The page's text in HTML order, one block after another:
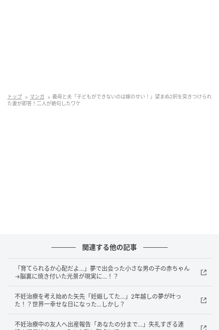
「早く孫の顔を見せてちょうだい」
るまで監視するようになったのです。
さらに、「体を冷やす服はダメ」「甘い物は控えなさ
い」「外食ばかりしてるから妊娠できないのよ」と、
食事や服装にまで口を出されるように。私は次第に閉
塞感を抱くようになっていきました。
トップ マンガ
義母と夫「子どもができないのは嫁のせい！」望まぬ2択を突きつけられ
た妻が即答！二人が絶句したワケ
関連する他の記事
「育てられるか心配だよ…」夢で出会った小さな男の子の赤ちゃん
→脳裏に焼き付いた光景が現実に…！？
不妊治療を考え始めた矢先「妊娠してた…」2年越しの夢が叶っ
た！？世界一幸せな日になった…しかし？
不妊治療中の友人へ出産報告「あなたの分まで…」失礼すぎる連